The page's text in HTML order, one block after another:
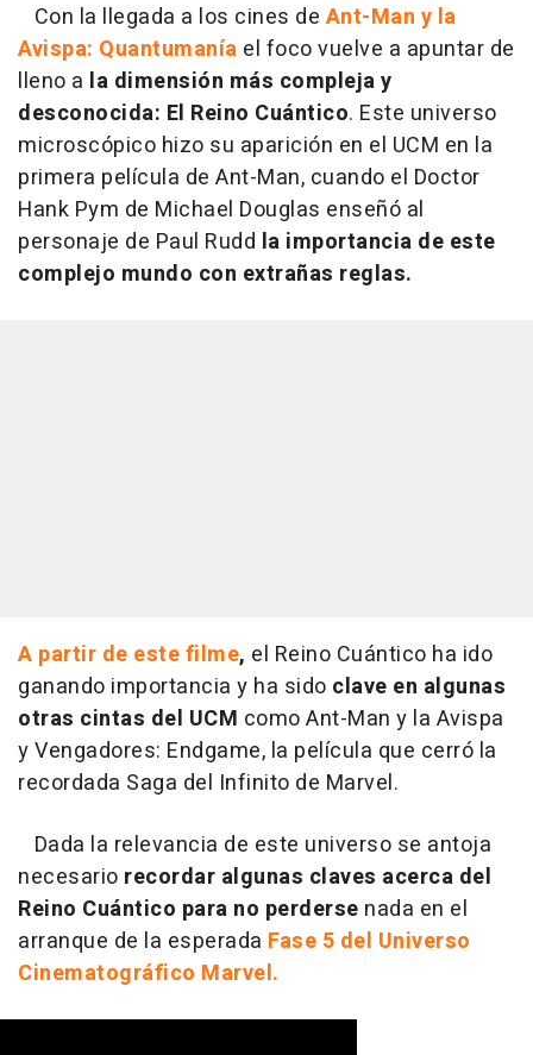
Con la llegada a los cines de Ant-Man y la
Avispa: Quantumanía el foco vuelve a apuntar de
lleno a la dimensión más compleja y
desconocida: El Reino Cuántico. Este universo
microscópico hizo su aparición en el UCM en la
primera película de Ant-Man, cuando el Doctor
Hank Pym de Michael Douglas enseñó al
personaje de Paul Rudd la importancia de este
complejo mundo con extrañas reglas.
A partir de este filme, el Reino Cuántico ha ido
ganando importancia y ha sido clave en algunas
otras cintas del UCM como Ant-Man y la Avispa
y Vengadores: Endgame, la película que cerró la
recordada Saga del Infinito de Marvel.
Dada la relevancia de este universo se antoja
necesario recordar algunas claves acerca del
Reino Cuántico para no perderse nada en el
arranque de la esperada Fase 5 del Universo
Cinematográfico Marvel.